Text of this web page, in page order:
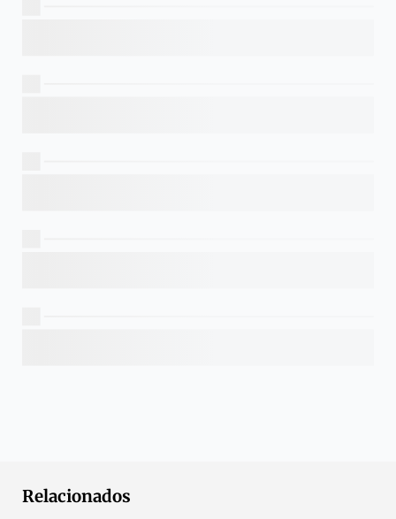
Relacionados